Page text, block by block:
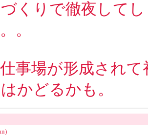
くりで徹夜して
。
事場が形成され
かどるかも。